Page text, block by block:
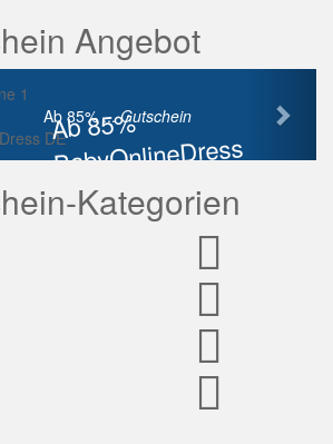
Angebot
Ab 85%
BabyOnlineDress
Rabatt
Ab 85% ...Gutschein
DE
Kategorien